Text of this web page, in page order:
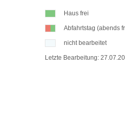
Haus frei
Abfahrtstag (abends
nicht bearbeitet
Letzte Bearbeitung: